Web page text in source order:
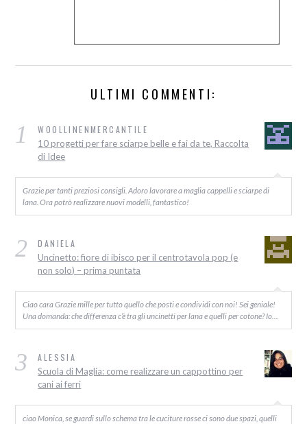
ULTIMI COMMENTI:
1 WOOLLINENMERCANTILE
10 progetti per fare sciarpe belle e fai da te, Raccolta
di Idee
Grazie per tanti preziosi consigli. Adoro lavorare a maglia cappelli e sciarpe di
lana. Ora potrò realizzare nuovi modelli, fantastico!
2 DANIELA
Uncinetto: fiore di ibisco per il centrotavola pop (e
non solo) – prima puntata
Ciao cara Grazie mille per tutto quello che posti e condividi con noi! Sei geniale!
Una domanda: che differenza c’è tra gli uncinetti per lana e quelli per cotone? Io…
3 ALESSIA
Scuola di Maglia: come realizzare un cappottino per
cani ai ferri
ciao Monica, se guardi sullo schema tra le cuciture rosse ci sono due spazi, quelli